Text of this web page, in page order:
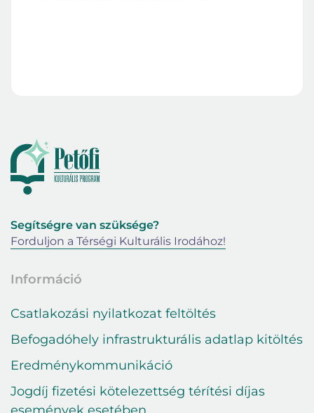
Segítségre van szüksége?
Forduljon a Térségi Kulturális Irodához!
Információ
Csatlakozási nyilatkozat feltöltés
Befogadóhely infrastrukturális adatlap kitöltés
Eredménykommunikáció
Jogdíj fizetési kötelezettség térítési díjas